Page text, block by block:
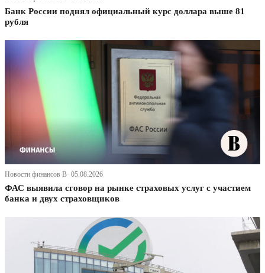
Банк России поднял официальный курс доллара выше 81
рубля
Новости финансов В· 05.08.2026
ФАС выявила сговор на рынке страховых услуг с участием
банка и двух страховщиков